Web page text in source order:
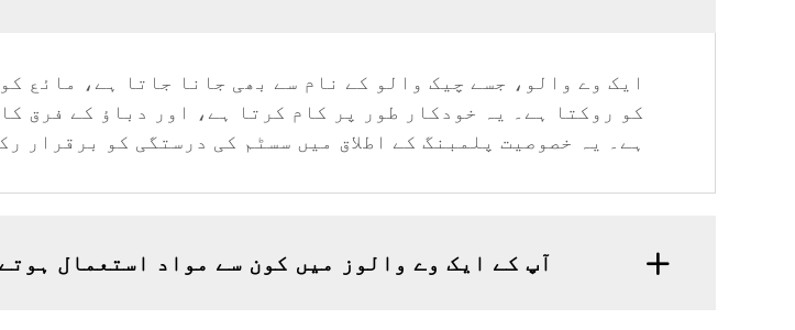
ایک وے والو، جسے چیک والو کے نام سے بھی جانا جاتا ہے، مائع
کو روکتا ہے۔ یہ خودکار طور پر کام کرتا ہے، اور دباؤ کے فرق
ہے۔ یہ خصوصیت پلمبنگ کے اطلاق میں سسٹم کی درستگی کو برقرار
آپ کے ایک وے والوز میں کون سے مواد استعمال